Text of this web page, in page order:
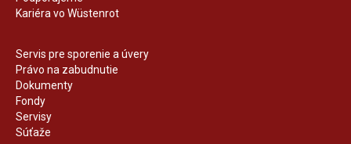
Kariéra vo Wüstenrot
Servis pre sporenie a úvery
Právo na zabudnutie
Dokumenty
Fondy
Servisy
Súťaže